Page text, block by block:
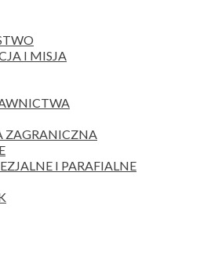
I MISJA
ZAGRANICZNA
I PARAFIALNE